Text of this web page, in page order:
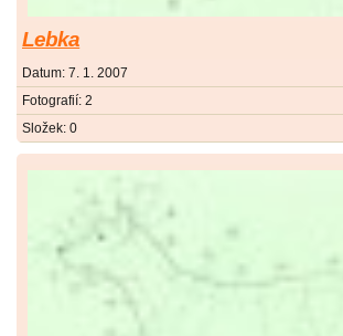
Lebka
Datum: 7. 1. 2007
Fotografií: 2
Složek: 0